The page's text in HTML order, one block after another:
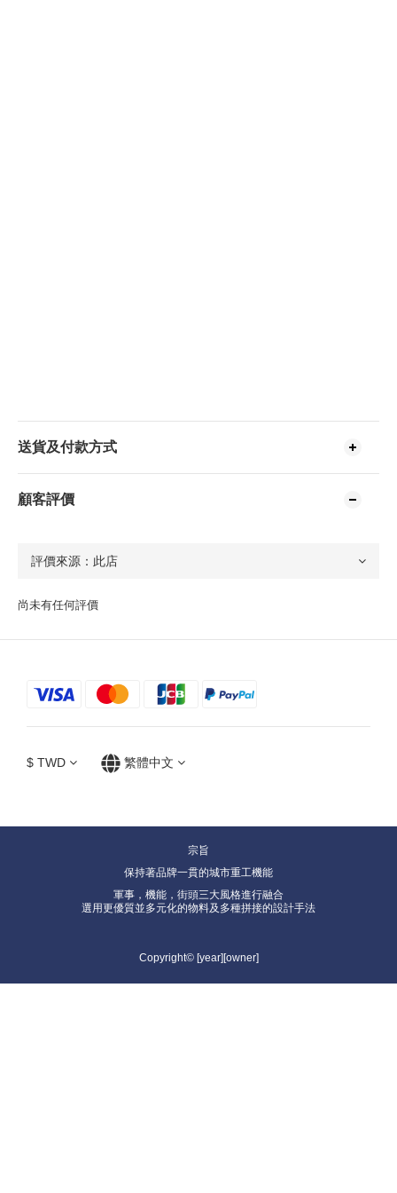
送貨及付款方式
顧客評價
尚未有任何評價
$ TWD 繁體中文
宗旨
保持著品牌一貫的城市重工機能
軍事，機能，街頭三大風格進行融合
選用更優質並多元化的物料及多種拼接的設計手法
Copyright© [year][owner]